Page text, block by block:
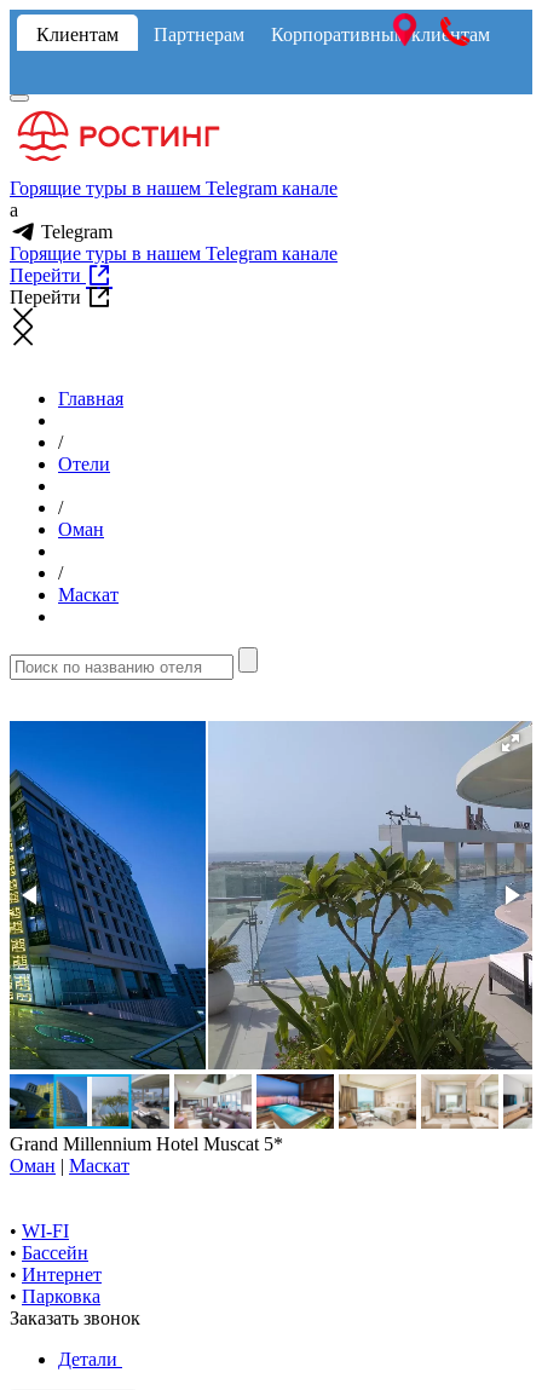
Клиентам Партнерам Корпоративным клиентам
Горящие туры в нашем Telegram канале
a
Telegram
Горящие туры в нашем Telegram канале
Перейти
Перейти
Главная
/
Отели
/
Оман
/
Маскат
Grand Millennium Hotel Muscat 5*
Оман | Маскат
• WI-FI
• Бассейн
• Интернет
• Парковка
Заказать звонок
Детали